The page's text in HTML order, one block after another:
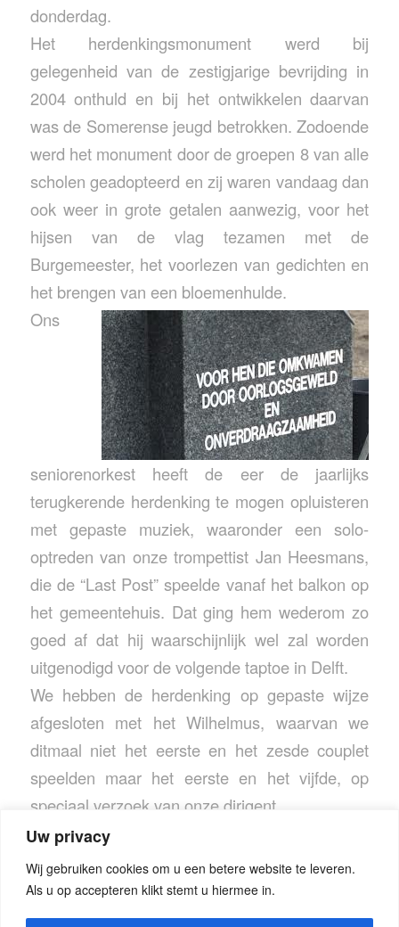
Uw privacy
Wij gebruiken cookies om u een betere website te leveren.
Als u op accepteren klikt stemt u hiermee in.
donderdag.
Het herdenkingsmonument werd bij
gelegenheid van de zestigjarige bevrijding in
2004 onthuld en bij het ontwikkelen daarvan
was de Somerense jeugd betrokken. Zodoende
werd het monument door de groepen 8 van alle
scholen geadopteerd en zij waren vandaag dan
ook weer in grote getalen aanwezig, voor het
hijsen van de vlag tezamen met de
Burgemeester, het voorlezen van gedichten en
het brengen van een bloemenhulde.
Ons
seniorenorkest heeft de eer de jaarlijks
terugkerende herdenking te mogen opluisteren
met gepaste muziek, waaronder een solo-
optreden van onze trompettist Jan Heesmans,
die de “Last Post” speelde vanaf het balkon op
het gemeentehuis. Dat ging hem wederom zo
goed af dat hij waarschijnlijk wel zal worden
uitgenodigd voor de volgende taptoe in Delft.
We hebben de herdenking op gepaste wijze
afgesloten met het Wilhelmus, waarvan we
ditmaal niet het eerste en het zesde couplet
speelden maar het eerste en het vijfde, op
speciaal verzoek van onze dirigent…